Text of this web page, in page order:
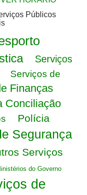
Públicos
Serviços
Serviços de
Finanças
Conciliação
Polícia
Segurança
Serviços
do Governo
de